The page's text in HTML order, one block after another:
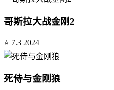
哥斯拉大战金刚2
⭐ 7.3 2024
死侍与金刚狼